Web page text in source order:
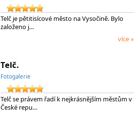
Telč je pětitisícové město na Vysočině. Bylo
založeno j…
více »
Telč.
Fotogalerie
Telč se právem řadí k nejkrásnějším městům v
České repu…